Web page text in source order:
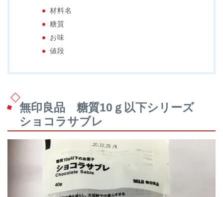
材料名
糖質
お味
値段
無印良品 糖質10ｇ以下シリーズ
ショコラサブレ